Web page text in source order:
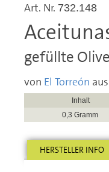
Art. Nr. 732.148
gefüllte
von El Torreón
Inhalt
0,3 Gramm
HERSTELLER INFO